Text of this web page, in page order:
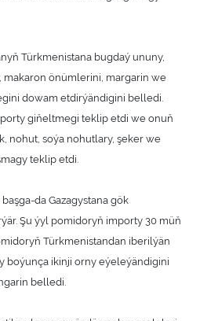
Türkmenistana bugdaý ununy,
makaron önümlerini, margarin we
dowam etdirýändigini belledi.
giňeltmegi teklip etdi we onuň
nohut, soýa nohutlary, şeker we
teklip etdi.
da Gazagystana gök
Şu ýyl pomidoryň importy 30 müň
Türkmenistandan iberilýän
boýunça ikinji orny eýeleýändigini
belledi.